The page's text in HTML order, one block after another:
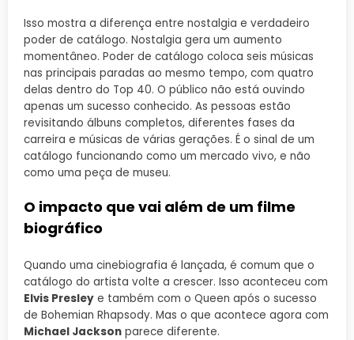
Isso mostra a diferença entre nostalgia e verdadeiro
poder de catálogo. Nostalgia gera um aumento
momentâneo. Poder de catálogo coloca seis músicas
nas principais paradas ao mesmo tempo, com quatro
delas dentro do Top 40. O público não está ouvindo
apenas um sucesso conhecido. As pessoas estão
revisitando álbuns completos, diferentes fases da
carreira e músicas de várias gerações. É o sinal de um
catálogo funcionando como um mercado vivo, e não
como uma peça de museu.
O impacto que vai além de um filme
biográfico
Quando uma cinebiografia é lançada, é comum que o
catálogo do artista volte a crescer. Isso aconteceu com
Elvis Presley e também com o Queen após o sucesso
de Bohemian Rhapsody. Mas o que acontece agora com
Michael Jackson parece diferente.